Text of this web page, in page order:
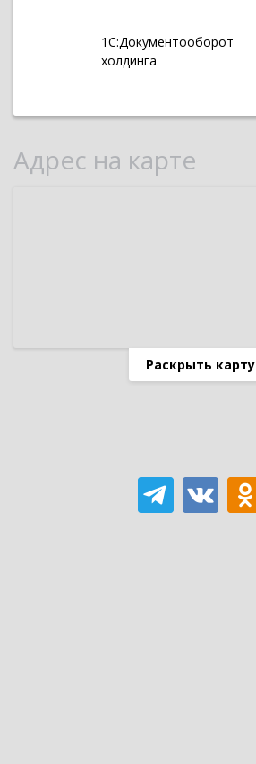
1С:Документооборот
холдинга
Адрес на карте
Раскрыть карту